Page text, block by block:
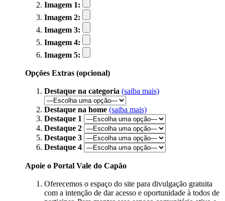
Imagem 1:
Imagem 2:
Imagem 3:
Imagem 4:
Imagem 5:
Opções Extras (opcional)
Destaque na categoria (saiba mais)
Destaque na home (saiba mais)
Destaque 1
Destaque 2
Destaque 3
Destaque 4
Apoie o Portal Vale do Capão
Oferecemos o espaço do site para divulgação gratuita
com a intenção de dar acesso e oportunidade à todos de